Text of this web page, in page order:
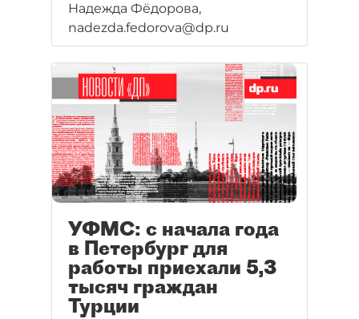
Юристы полагают, что санкции
против Турции не помешают
компании построить отель, но
если ситуация не изменится, то
с его эксплуатацией могут
возникнуть проблемы.
Надежда Фёдорова,
nadezda.fedorova@dp.ru
УФМС: с начала года
в Петербург для
работы приехали 5,3
тысяч граждан
Турции